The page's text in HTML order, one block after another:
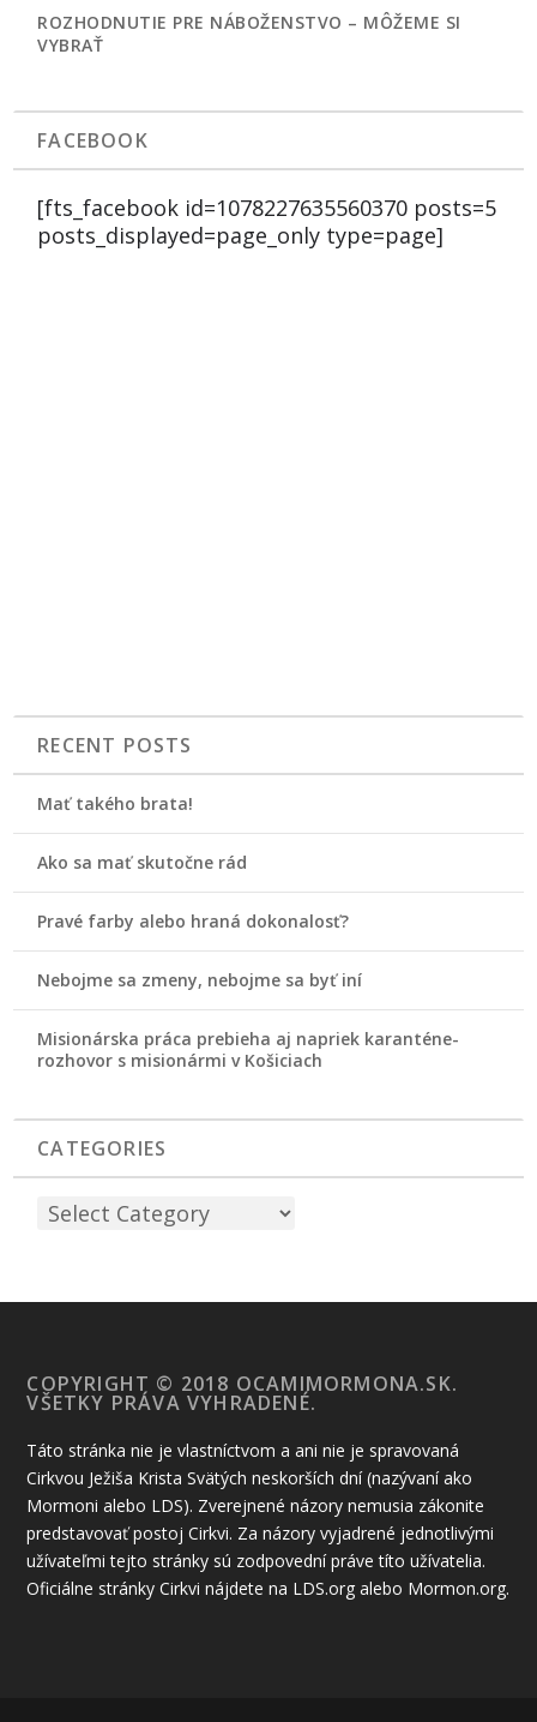
ROZHODNUTIE PRE NÁBOŽENSTVO – MÔŽEME SI
VYBRAŤ
FACEBOOK
[fts_facebook id=1078227635560370 posts=5
posts_displayed=page_only type=page]
RECENT POSTS
Mať takého brata!
Ako sa mať skutočne rád
Pravé farby alebo hraná dokonalosť?
Nebojme sa zmeny, nebojme sa byť iní
Misionárska práca prebieha aj napriek karanténe-
rozhovor s misionármi v Košiciach
CATEGORIES
COPYRIGHT © 2018 OCAMIMORMONA.SK.
VŠETKY PRÁVA VYHRADENÉ.
Táto stránka nie je vlastníctvom a ani nie je spravovaná
Cirkvou Ježiša Krista Svätých neskorších dní (nazývaní ako
Mormoni alebo LDS). Zverejnené názory nemusia zákonite
predstavovať postoj Cirkvi. Za názory vyjadrené jednotlivými
užívateľmi tejto stránky sú zodpovední práve títo užívatelia.
Oficiálne stránky Cirkvi nájdete na LDS.org alebo Mormon.org.